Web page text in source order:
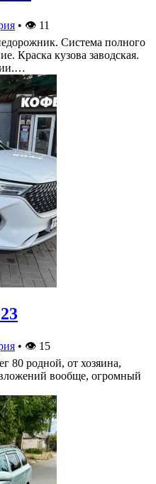
• 👁 11
Система полного
Краска кузова заводская.
• 👁 15
80 родной, от хозяина,
вложений вообще, огромный